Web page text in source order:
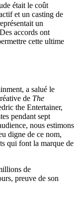
était le coût
et un casting de
un
accords ont
cette ultime
a salué le
de The
the Entertainer,
pendant sept
nous estimons
digne de ce nom,
qui font la marque de
de
preuve de son